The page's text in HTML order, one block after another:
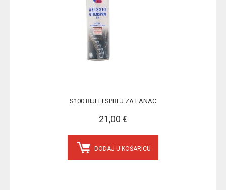
S100 BIJELI SPREJ ZA LANAC
21,00 €
DODAJ U KOŠARICU